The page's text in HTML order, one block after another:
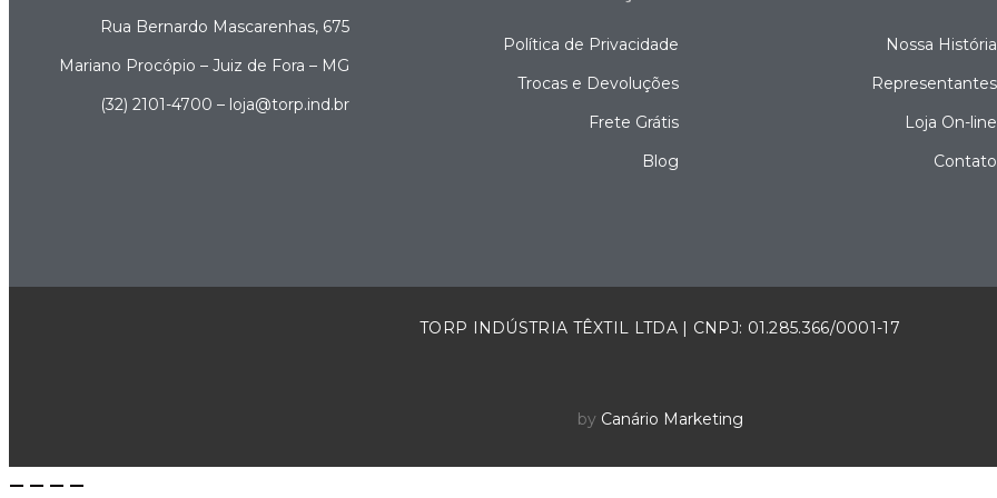
Rua Bernardo Mascarenhas, 675
Mariano Procópio – Juiz de Fora – MG
(32) 2101-4700 – loja@torp.ind.br
Política de Privacidade
Trocas e Devoluções
Frete Grátis
Blog
Nossa História
Representantes
Loja On-line
Contato
TORP INDÚSTRIA TÊXTIL LTDA | CNPJ: 01.285.366/0001-17
by Canário Marketing